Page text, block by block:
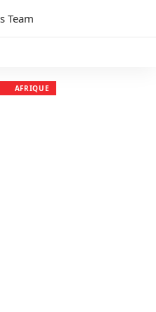
AFRIQUE